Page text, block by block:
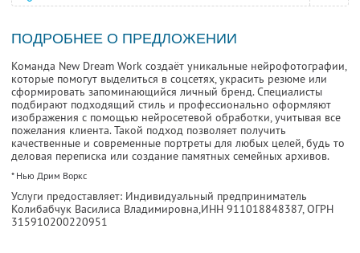
ПОДРОБНЕЕ О ПРЕДЛОЖЕНИИ
Команда New Dream Work создаёт уникальные нейрофотографии,
которые помогут выделиться в соцсетях, украсить резюме или
сформировать запоминающийся личный бренд. Специалисты
подбирают подходящий стиль и профессионально оформляют
изображения с помощью нейросетевой обработки, учитывая все
пожелания клиента. Такой подход позволяет получить
качественные и современные портреты для любых целей, будь то
деловая переписка или создание памятных семейных архивов.
* Нью Дрим Воркс
Услуги предоставляет: Индивидуальный предприниматель
Колибабчук Василиса Владимировна,ИНН 911018848387, ОГРН
315910200220951